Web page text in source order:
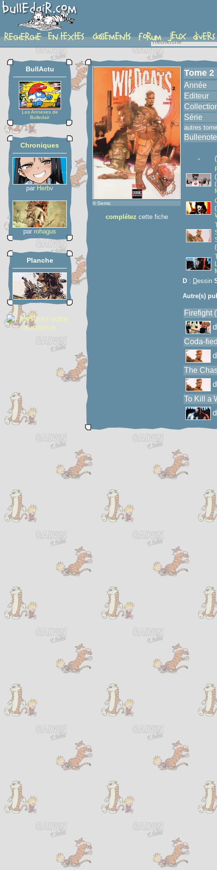
album
BullActu
Les Annexes de
Bulledair
Chroniques
par Herbv
par rohagus
Planche
© Semic
complétez cette fiche
Tome 2
Année
Editeur
Série
autres
Bullenote
-
(
(
(
(
D : Dessin
Autre(s)
Firefight
Coda-
The
To Kill a